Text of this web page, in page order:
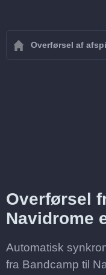
Overførsel af
Overførsel
Navidrome
Automatisk
fra Bandcamp til